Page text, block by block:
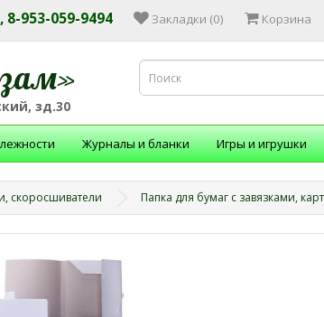
8-953-059-9494 Закладки (0) Корзина
зд.30
Журналы и бланки Игры и игрушки
скоросшиватели Папка для бумаг с завязками,